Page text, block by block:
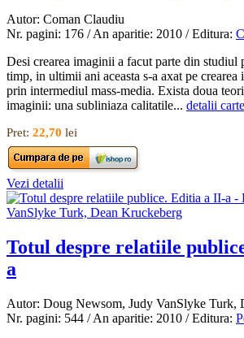
Autor: Coman Claudiu
Nr. pagini: 176 / An aparitie: 2010 / Editura:
Desi crearea imaginii a facut parte din
timp, in ultimii ani aceasta s-a axat pe
prin intermediul mass-media. Exista doua
imaginii: una subliniaza calitatile... detalii
Pret: 22,70 lei
Vezi detalii
Totul despre relatiile
a
Autor: Doug Newsom, Judy VanSlyke Turk,
Nr. pagini: 544 / An aparitie: 2010 / Editura: